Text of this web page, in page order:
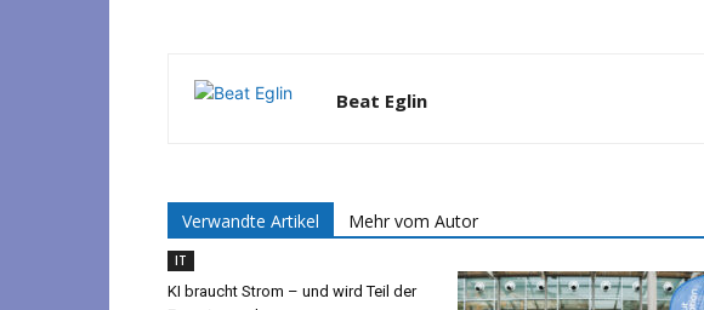
Beat Eglin
Verwandte Artikel Mehr vom Autor
IT
KI braucht Strom – und wird Teil der